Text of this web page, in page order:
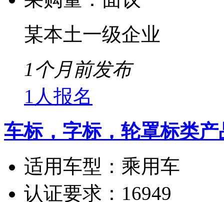
某本土一级企业
1个月前发布
1人报名
车标，字标，轮罩标类产
适用车型： 乘用车
认证要求： 16949